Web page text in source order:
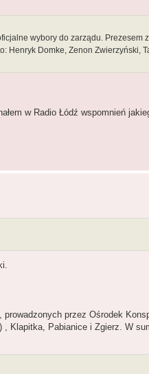
wybory do zarządu. Prezesem
Henryk Domke, Zenon Zwierzyński,
w Radio Łódź wspomnień
przez Ośrodek
, Klapitka, Pabianice i Zgierz. W